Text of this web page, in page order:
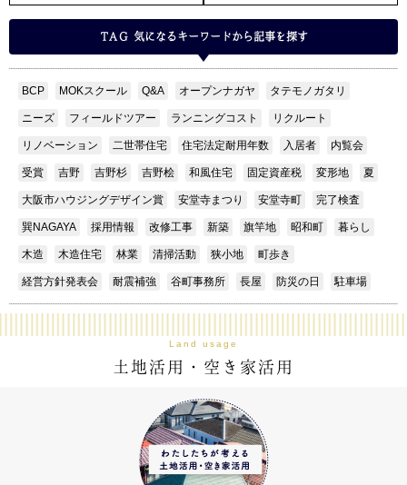
TAG 気になるキーワードから記事を探す
BCP MOKスクール Q&A オープンナガヤ タテモノガタリ
ニーズ フィールドツアー ランニングコスト リクルート
リノベーション 二世帯住宅 住宅法定耐用年数 入居者 内覧会
受賞 吉野 吉野杉 吉野桧 和風住宅 固定資産税 変形地 夏
大阪市ハウジングデザイン賞 安堂寺まつり 安堂寺町 完了検査
巽NAGAYA 採用情報 改修工事 新築 旗竿地 昭和町 暮らし
木造 木造住宅 林業 清掃活動 狭小地 町歩き
経営方針発表会 耐震補強 谷町事務所 長屋 防災の日 駐車場
Land usage
土地活用・空き家活用